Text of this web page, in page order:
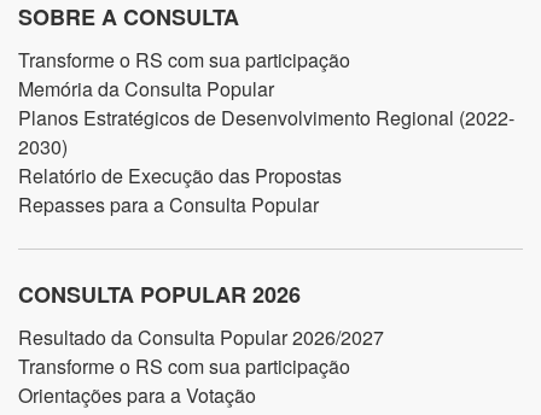
SOBRE A CONSULTA
Transforme o RS com sua participação
Memória da Consulta Popular
Planos Estratégicos de Desenvolvimento Regional (2022-
2030)
Relatório de Execução das Propostas
Repasses para a Consulta Popular
CONSULTA POPULAR 2026
Resultado da Consulta Popular 2026/2027
Transforme o RS com sua participação
Orientações para a Votação